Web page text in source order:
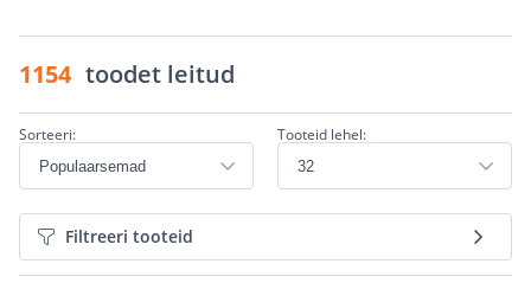
1154 toodet leitud
Sorteeri: Tooteid lehel:
Filtreeri tooteid